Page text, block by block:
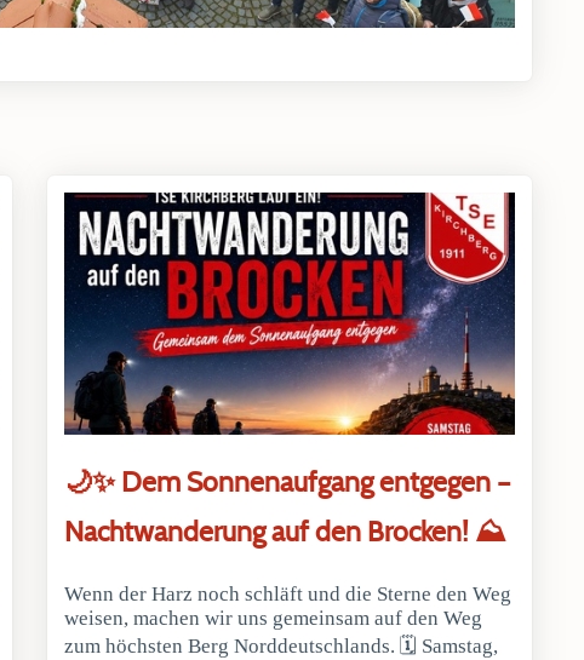
🌙✨ Dem Sonnenaufgang entgegen –
Nachtwanderung auf den Brocken! ⛰️
Wenn der Harz noch schläft und die Sterne den Weg
weisen, machen wir uns gemeinsam auf den Weg
zum höchsten Berg Norddeutschlands. 🗓 Samstag,